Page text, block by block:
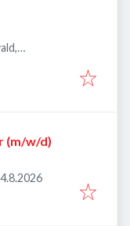
(m/w/d)
Veröffentlicht
4.8.2026